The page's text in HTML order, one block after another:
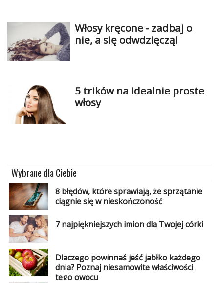
Włosy kręcone - zadbaj o
nie, a się odwdzięczą!
5 trików na idealnie proste
włosy
Wybrane dla Ciebie
8 błędów, które sprawiają, że sprzątanie
ciągnie się w nieskończoność
7 najpiękniejszych imion dla Twojej córki
Dlaczego powinnaś jeść jabłko każdego
dnia? Poznaj niesamowite właściwości
tego owocu